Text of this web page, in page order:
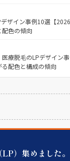
ザイン事例10選【
配色の傾向
療脱毛のLPデザイン
配色と構成の傾向
）集めました。